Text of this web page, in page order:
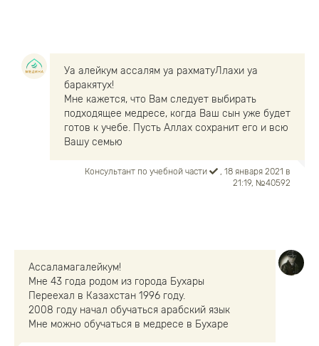
Уа алейкум ассалям уа рахматуЛлахи уа
баракятух!
Мне кажется, что Вам следует выбирать
подходящее медресе, когда Ваш сын уже будет
готов к учебе. Пусть Аллах сохранит его и всю
Вашу семью
Консультант по учебной части
, 18 января 2021 в
21:19, №40592
Ассаламагалейкум!
Мне 43 года родом из города Бухары
Переехал в Казахстан 1996 году.
2008 году начал обучаться арабский язык
Мне можно обучаться в медресе в Бухаре